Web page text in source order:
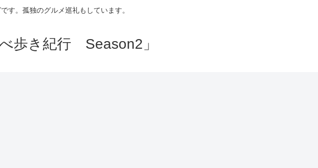
す。孤独のグルメ巡礼もしています。
歩き紀行 Season2」